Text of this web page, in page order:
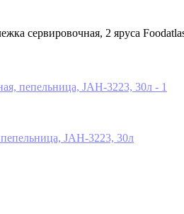
сервировочная, 2 яруса
JAH-3223, 30л